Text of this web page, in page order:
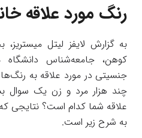
رنگ مورد علاقه
به گزارش لایفز لیتل
کوهن، جامعه‌شناس دانشگاه
جنسیتی در مورد علاقه به
چند هزار مرد و زن یک سوال
علاقه شما کدام است؟ نتایجی
به شرح زیر است.